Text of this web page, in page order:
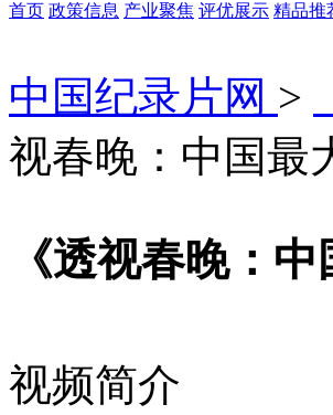
首页 政策信息 产业聚焦 评优展示 精品推
中国纪录片网 >
视春晚：中国最
《透视春晚：
视频简介